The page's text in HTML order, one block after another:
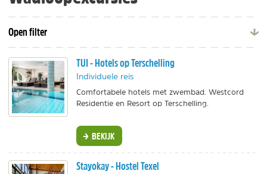
Open filter
TUI - Hotels op Terschelling
Individuele reis
Comfortabele hotels met zwembad. Westcord
Residentie en Resort op Terschelling.
BEKIJK
Stayokay - Hostel Texel